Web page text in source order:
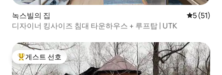
녹스빌의 집 평점 5점
5 (51)
디자이너 킹사이즈 침대 타운하우스 + 루프탑 | UTK
상위 게스트 선호
게스트 선호